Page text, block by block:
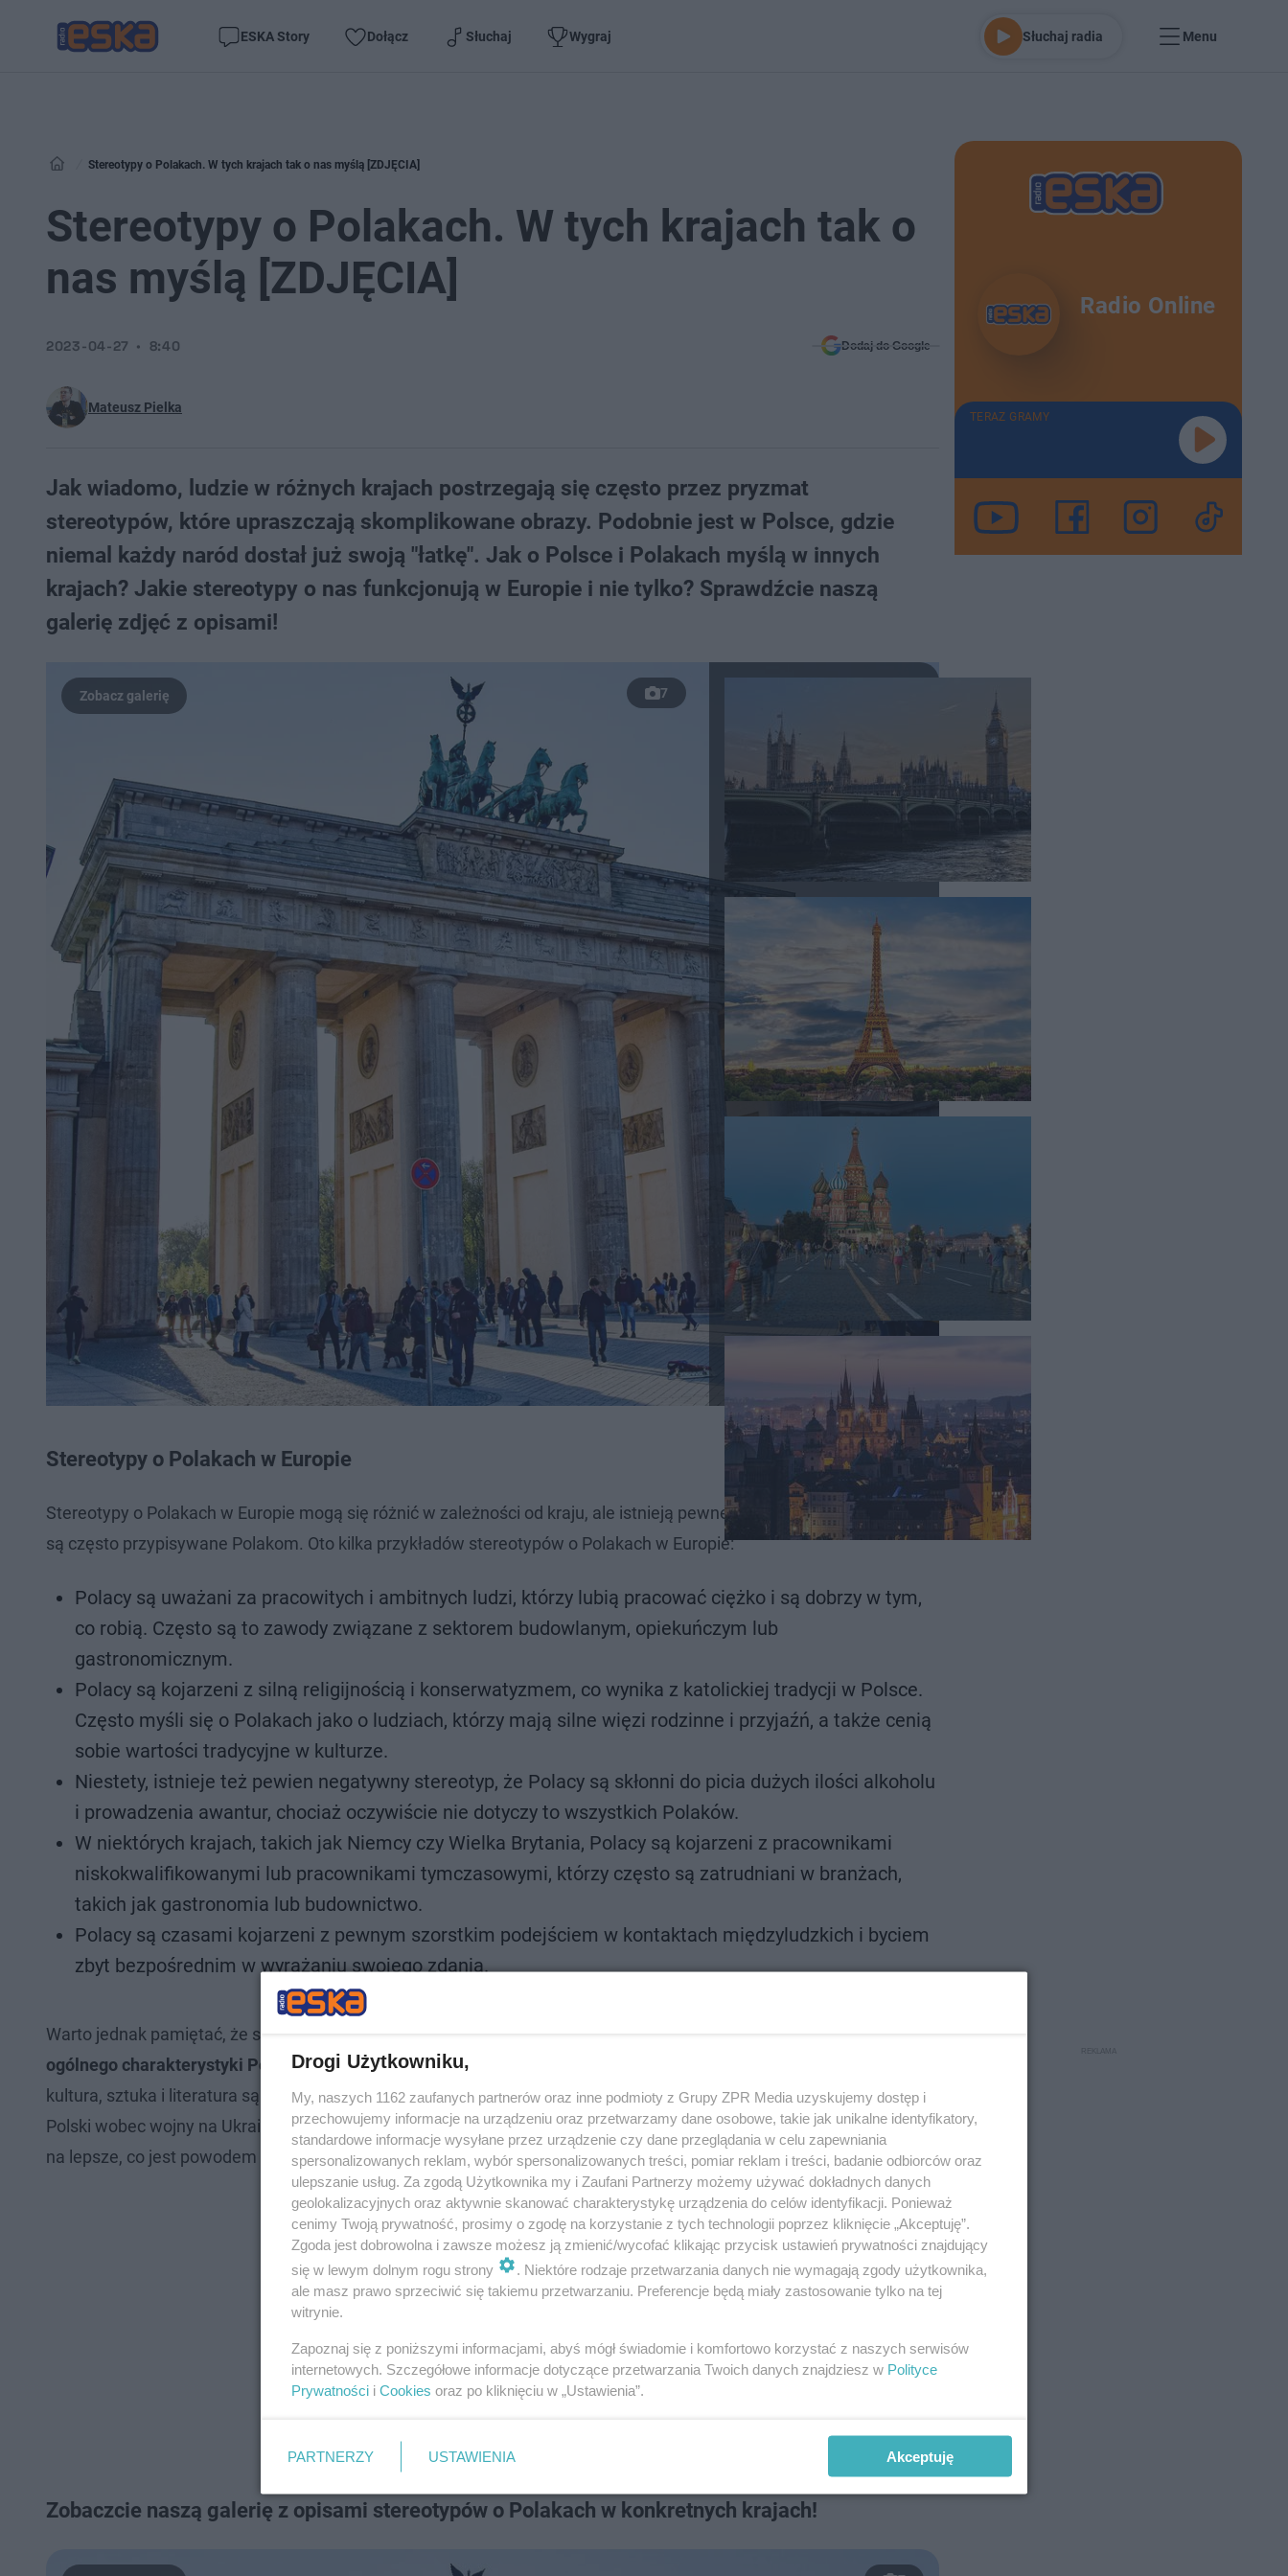
ESKA Story Dołącz Słuchaj Wygraj Słuchaj radia Menu
Stereotypy o Polakach. W tych krajach tak o nas myślą [ZDJĘCIA]
Stereotypy o Polakach. W tych krajach tak o
nas myślą [ZDJĘCIA]
Mateusz Pielka
2023-04-27 8:40 Dodaj do Google
Jak wiadomo, ludzie w różnych krajach postrzegają się często przez pryzmat
stereotypów, które upraszczają skomplikowane obrazy. Podobnie jest w Polsce, gdzie
niemal każdy naród dostał już swoją "łatkę". Jak o Polsce i Polakach myślą w innych
krajach? Jakie stereotypy o nas funkcjonują w Europie i nie tylko? Sprawdźcie naszą
galerię zdjęć z opisami!
7
Stereotypy o Polakach w Europie
Stereotypy o Polakach w Europie mogą się różnić w zależności od kraju, ale istnieją pewne wspólne wrażenia, które
są często przypisywane Polakom. Oto kilka przykładów stereotypów o Polakach w Europie:
Polacy są uważani za pracowitych i ambitnych ludzi, którzy lubią pracować ciężko i są dobrzy w tym,
co robią. Często są to zawody związane z sektorem budowlanym, opiekuńczym lub
gastronomicznym.
Polacy są kojarzeni z silną religijnością i konserwatyzmem, co wynika z katolickiej tradycji w Polsce.
Często myśli się o Polakach jako o ludziach, którzy mają silne więzi rodzinne i przyjaźń, a także cenią
sobie wartości tradycyjne w kulturze.
Niestety, istnieje też pewien negatywny stereotyp, że Polacy są skłonni do picia dużych ilości alkoholu
i prowadzenia awantur, chociaż oczywiście nie dotyczy to wszystkich Polaków.
W niektórych krajach, takich jak Niemcy czy Wielka Brytania, Polacy są kojarzeni z pracownikami
niskokwalifikowanymi lub pracownikami tymczasowymi, którzy często są zatrudniani w branżach,
takich jak gastronomia lub budownictwo.
Polacy są czasami kojarzeni z pewnym szorstkim podejściem w kontaktach międzyludzkich i byciem
zbyt bezpośrednim w wyrażaniu swojego zdania.
Warto jednak pamiętać, że stereotypy te
ogólnego charakterystyki Polaków. Większość ludzi traktuje Polaków z szacunkiem oraz życzliwością, a polska
kultura, sztuka i literatura są coraz bardziej popularne w Europie. Przyczynia się do tego również obecna postawa
Polski wobec wojny na Ukrainie, która jest podziwiana na całym świecie. Postrzeganie Polskie zmieniło się znacząco
na lepsze, co jest powodem do zadowolenia.
Zobaczcie naszą galerię z opisami stereotypów o Polakach w konkretnych krajach!
Radio Online
TERAZ GRAMY
Drogi Użytkowniku,
My, naszych 1162 zaufanych partnerów oraz inne podmioty z Grupy ZPR Media uzyskujemy dostęp i
przechowujemy informacje na urządzeniu oraz przetwarzamy dane osobowe, takie jak unikalne identyfikatory,
standardowe informacje wysyłane przez urządzenie czy dane przeglądania w celu zapewniania
spersonalizowanych reklam, wybór spersonalizowanych treści, pomiar reklam i treści, badanie odbiorców oraz
ulepszanie usług. Za zgodą Użytkownika my i Zaufani Partnerzy możemy używać dokładnych danych
geolokalizacyjnych oraz aktywnie skanować charakterystykę urządzenia do celów identyfikacji. Ponieważ
cenimy Twoją prywatność, prosimy o zgodę na korzystanie z tych technologii poprzez kliknięcie „Akceptuję”.
Zgoda jest dobrowolna i zawsze możesz ją zmienić/wycofać klikając przycisk ustawień prywatności znajdujący
się w lewym dolnym rogu strony
. Niektóre rodzaje przetwarzania danych nie wymagają zgody użytkownika,
ale masz prawo sprzeciwić się takiemu przetwarzaniu. Preferencje będą miały zastosowanie tylko na tej
witrynie.
Zapoznaj się z poniższymi informacjami, abyś mógł świadomie i komfortowo korzystać z naszych serwisów
internetowych. Szczegółowe informacje dotyczące przetwarzania Twoich danych znajdziesz w Polityce
Prywatności i Cookies oraz po kliknięciu w „Ustawienia”.
PARTNERZY USTAWIENIA Akceptuję